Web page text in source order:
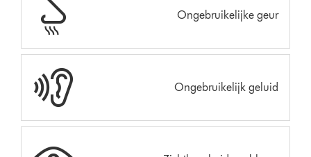
Ongebruikelijke geur
Ongebruikelijk geluid